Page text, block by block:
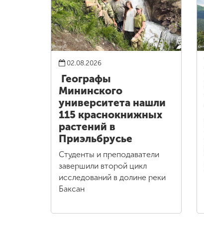
02.08.2026
Географы
Мининского
университета нашли
115 краснокнижных
растений в
Приэльбрусье
Студенты и преподаватели
завершили второй цикл
исследований в долине реки
Баксан